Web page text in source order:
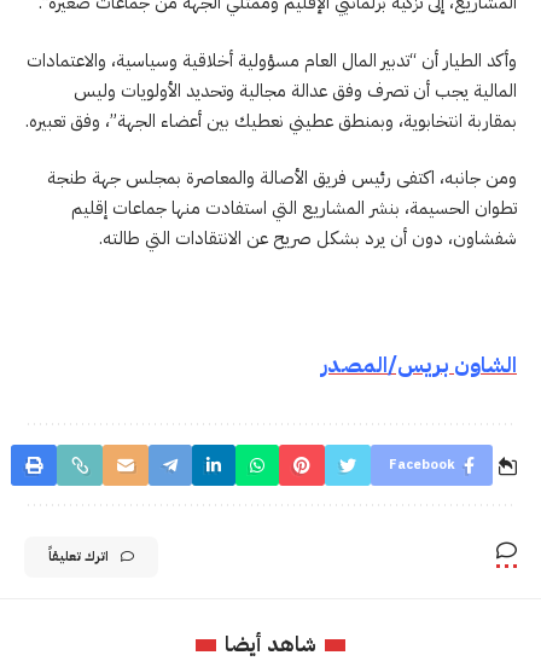
وأكد الطيار أن “تدبير المال العام مسؤولية أخلاقية وسياسية، والاعتمادات
المالية يجب أن تصرف وفق عدالة مجالية وتحديد الأولويات وليس
بمقاربة انتخابوية، وبمنطق عطيني نعطيك بين أعضاء الجهة”، وفق تعبيره.
ومن جانبه، اكتفى رئيس فريق الأصالة والمعاصرة بمجلس جهة طنجة
تطوان الحسيمة، بنشر المشاريع التي استفادت منها جماعات إقليم
شفشاون، دون أن يرد بشكل صريح عن الانتقادات التي طالته.
الشاون بريس/المصدر
Facebook
اترك تعليقاً
شاهد أيضا